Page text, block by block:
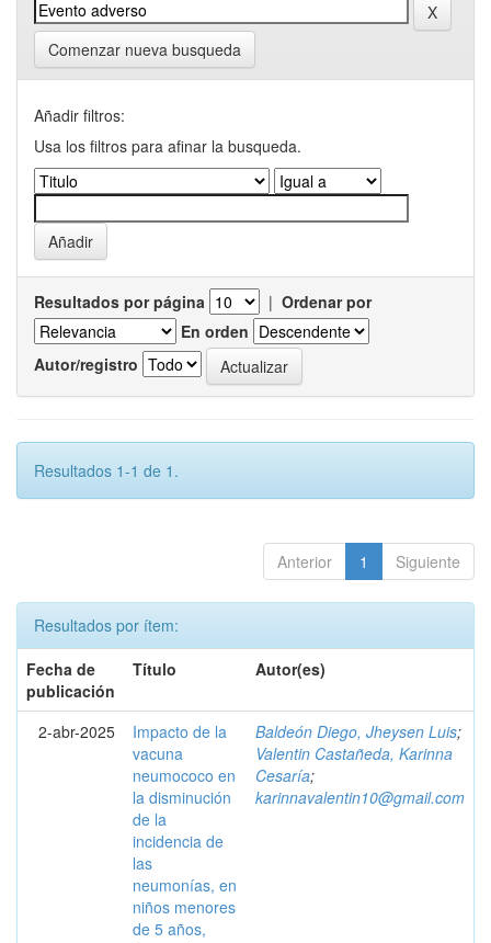
Comenzar nueva busqueda
Añadir filtros:
Usa los filtros para afinar la busqueda.
Resultados por página | Ordenar por
En orden
Autor/registro
Resultados 1-1 de 1.
Anterior 1 Siguiente
Resultados por ítem:
Fecha de
publicación
Título Autor(es)
2-abr-2025
Impacto de la
vacuna
neumococo en
la disminución
de la
incidencia de
las
neumonías, en
niños menores
de 5 años,
Baldeón Diego, Jheysen Luis;
Valentin Castañeda, Karinna
Cesaría;
karinnavalentin10@gmail.com